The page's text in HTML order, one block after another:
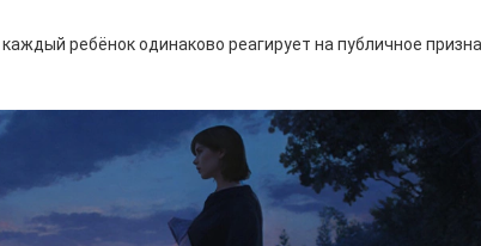
каждый ребёнок одинаково реагирует на публичное